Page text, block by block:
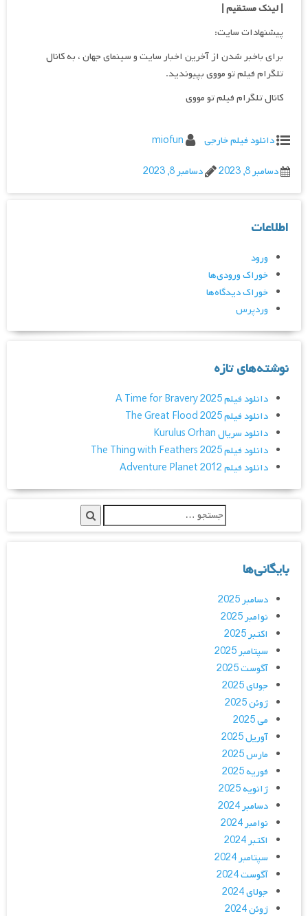
| لینک مستقیم|
پیشنهادات سایت:
برای باخبر شدن از آخرین اخبار سایت و سینمای جهان ، به کانال
تلگرام فیلم تو مووی بپیوندید.
کانال تلگرام فیلم تو مووی
دانلود فیلم خارجی
miofun
دسامبر 8, 2023
دسامبر 8, 2023
اطلاعات
ورود
خوراک ورودی‌ها
خوراک دیدگاه‌ها
وردپرس
نوشته‌های تازه
دانلود فیلم A Time for Bravery 2025
دانلود فیلم The Great Flood 2025
دانلود سریال Kurulus Orhan
دانلود فیلم The Thing with Feathers 2025
دانلود فیلم Adventure Planet 2012
بایگانی‌ها
دسامبر 2025
نوامبر 2025
اکتبر 2025
سپتامبر 2025
آگوست 2025
جولای 2025
ژوئن 2025
می 2025
آوریل 2025
مارس 2025
فوریه 2025
ژانویه 2025
دسامبر 2024
نوامبر 2024
اکتبر 2024
سپتامبر 2024
آگوست 2024
جولای 2024
ژوئن 2024